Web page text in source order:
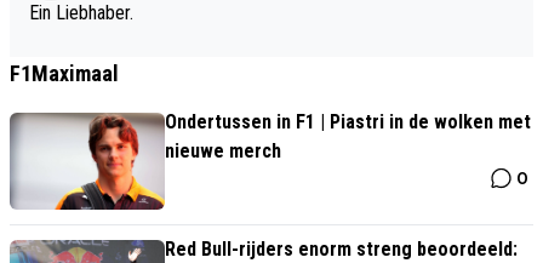
Ein Liebhaber.
F1Maximaal
Ondertussen in F1 | Piastri in de wolken met
nieuwe merch
0
Red Bull-rijders enorm streng beoordeeld: